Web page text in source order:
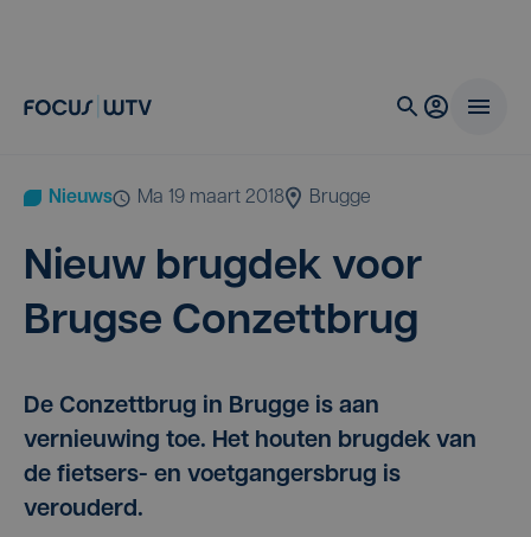
Nieuws ma 19 maart 2018 Brugge
Nieuw brug­dek voor
Brug­se Conzettbrug
De Conzettbrug in Brugge is aan
vernieuwing toe. Het houten brugdek van
de fietsers- en voetgangersbrug is
verouderd.